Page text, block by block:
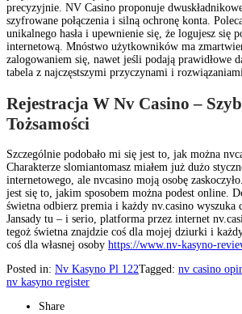
precyzyjnie. NV Casino proponuje
szyfrowane połączenia i silną ochronę konta.
unikalnego hasła i upewnienie się, że logujesz się
internetową. Mnóstwo użytkowników ma
zalogowaniem się, nawet jeśli podają prawidłowe
tabela z najczęstszymi przyczynami i
Rejestracja W Nv Casino –
Tożsamości
Szczególnie podobało mi się jest to, jak można
Charakterze slomiantomasz miałem już dużo
internetowego, ale nvcasino moją osobę
jest się to, jakim sposobem można podest online.
świetna odbierz premia i każdy nv.casino wyszuka
Jansady tu – i serio, platforma przez internet
tegoż świetna znajdzie coś dla mojej dziurki i
coś dla własnej osoby https://www.nv-kasyno-
Posted in: Nv Kasyno Pl 122Tagged: nv casino
nv kasyno register
Share